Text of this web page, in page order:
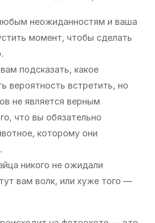
неожиданностям и ваша
момент, чтобы сделать
подсказать, какое
вероятность встретить, но
не является верным
что вы обязательно
которому они
никого не ожидали
вам волк, или хуже того —